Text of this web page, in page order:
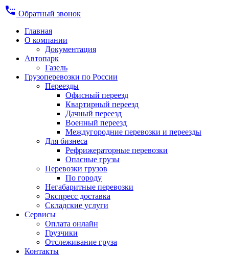
settings_phone Обратный звонок
Главная
О компании
Документация
Автопарк
Газель
Грузоперевозки по России
Переезды
Офисный переезд
Квартирный переезд
Дачный переезд
Военный переезд
Междугородние перевозки и переезды
Для бизнеса
Рефрижераторные перевозки
Опасные грузы
Перевозки грузов
По городу
Негабаритные перевозки
Экспресс доставка
Складские услуги
Сервисы
Оплата онлайн
Грузчики
Отслеживание груза
Контакты